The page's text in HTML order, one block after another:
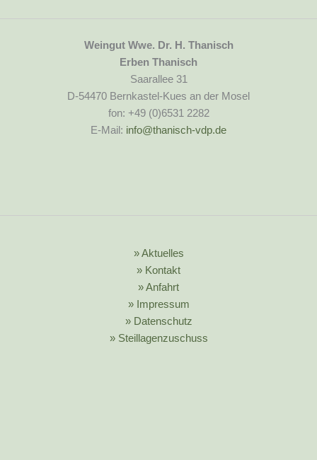
Weingut Wwe. Dr. H. Thanisch
Erben Thanisch
Saarallee 31
D-54470 Bernkastel-Kues an der Mosel
fon: +49 (0)6531 2282
E-Mail: info@thanisch-vdp.de
» Aktuelles
» Kontakt
» Anfahrt
» Impressum
» Datenschutz
» Steillagenzuschuss